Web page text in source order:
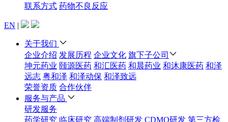
联系方式 药物不良反应
EN |
关于我们
企业介绍 发展历程 企业文化 旗下子公司
坤元药业 颐源医药 和汇医药 和晨药业 和沐康医药 和泽
远志 粤和泽 和泽动保 和泽致远
荣誉资质 合作伙伴
服务与产品
研发服务
药学研究 临床研究 高端制剂研发 CDMO研发 第三方检